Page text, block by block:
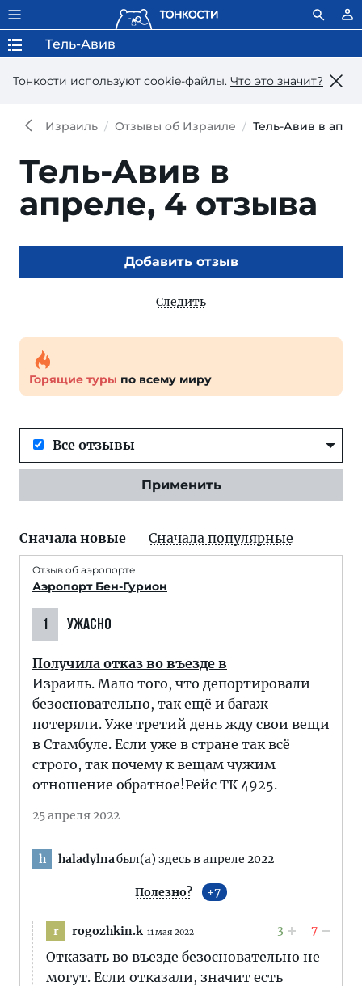
Тонкости используют сookie-файлы. Что это значит?
Тель-Авив
Израиль Отзывы об Израиле Тель-Авив в
Тель-Авив в
апреле, 4 отзыва
Добавить отзыв
Следить
Горящие туры по всему миру
Все отзывы
Применить
Сначала новые Сначала популярные
Отзыв об аэропорте
Аэропорт Бен-Гурион
1 УЖАСНО
Получила отказ во въезде в
Израиль. Мало того, что депортировали
безосновательно, так ещё и багаж
потеряли. Уже третий день жду свои вещи
в Стамбуле. Если уже в стране так всё
строго, так почему к вещам чужим
отношение обратное!Рейс ТК 4925.
25 апреля 2022
h haladylnaбыл(а) здесь в апреле 2022
Полезно? 7
r rogozhkin.k 11 мая 2022 3 7
Отказать во въезде безосновательно не
могут. Если отказали, значит есть